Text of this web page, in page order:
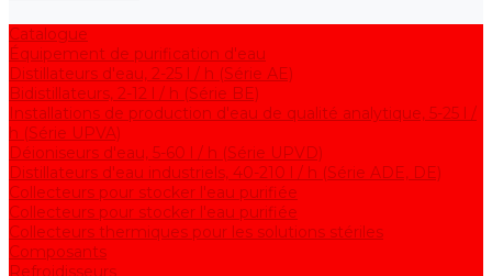
Catalogue
Équipement de purification d'eau
Distillateurs d'eau, 2-25 l / h (Série АE)
Bidistillateurs, 2-12 l / h (Série BE)
Installations de production d'eau de qualité analytique, 5-25 l /
h (Série UPVA)
Déioniseurs d'eau, 5-60 l / h (Série UPVD)
Distillateurs d'eau industriels, 40-210 l / h (Série ADE, DE)
Collecteurs pour stocker l'eau purifiée
Collecteurs pour stocker l'eau purifiée
Collecteurs thermiques pour les solutions stériles
Composants
Refroidisseurs